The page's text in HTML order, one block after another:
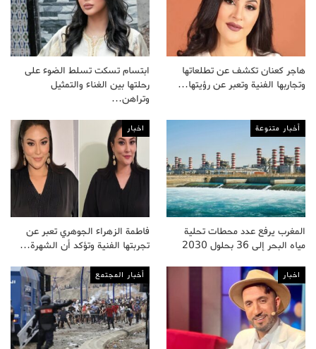
هاجر كعنان تكشف عن تطلعاتها
وتجاربها الفنية وتعبر عن رؤيتها…
ابتسام تسكت تسلط الضوء على
رحلتها بين الغناء والتمثيل
وتراهن…
أخبار متنوعة
المغرب يرفع عدد محطات تحلية
مياه البحر إلى 36 بحلول 2030
اخبار
فاطمة الزهراء الجوهري تعبر عن
تجربتها الفنية وتؤكد أن الشهرة…
اخبار أخبار المجتمع